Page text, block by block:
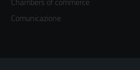
Comunicazione